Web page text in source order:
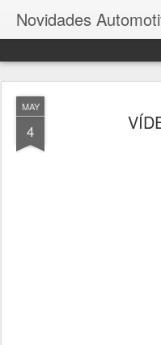
Novidades
MAY
4